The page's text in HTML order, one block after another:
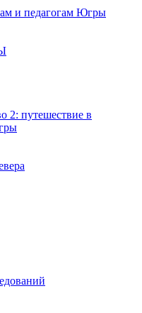
и педагогам Югры
2: путешествие в